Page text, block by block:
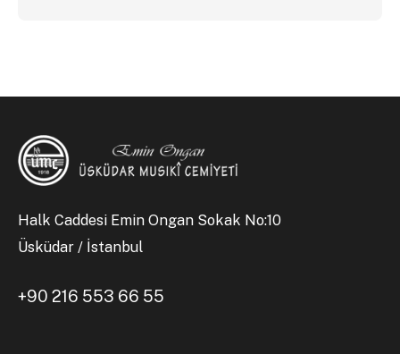
Halk Caddesi Emin Ongan Sokak No:10
Üsküdar / İstanbul
+90 216 553 66 55